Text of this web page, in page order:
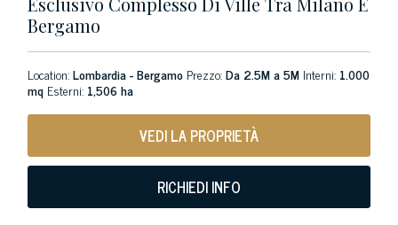
Bergamo
Location:Lombardia - Bergamo Prezzo:Da 2.5M a 5M Interni: 1.000
mq Esterni: 1,506 ha
VEDI LA PROPRIETÀ
RICHIEDI INFO